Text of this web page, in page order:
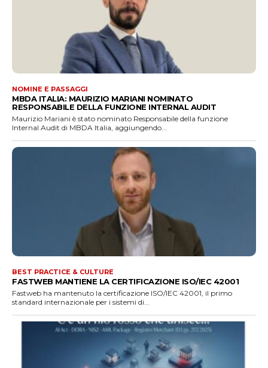
NOMINE E PASSAGGI
MBDA ITALIA: MAURIZIO MARIANI NOMINATO
RESPONSABILE DELLA FUNZIONE INTERNAL AUDIT
Maurizio Mariani è stato nominato Responsabile della funzione
Internal Audit di MBDA Italia, aggiungendo...
BEST PRACTICE & CULTURE
FASTWEB MANTIENE LA CERTIFICAZIONE ISO/IEC 42001
Fastweb ha mantenuto la certificazione ISO/IEC 42001, il primo
standard internazionale per i sistemi di...